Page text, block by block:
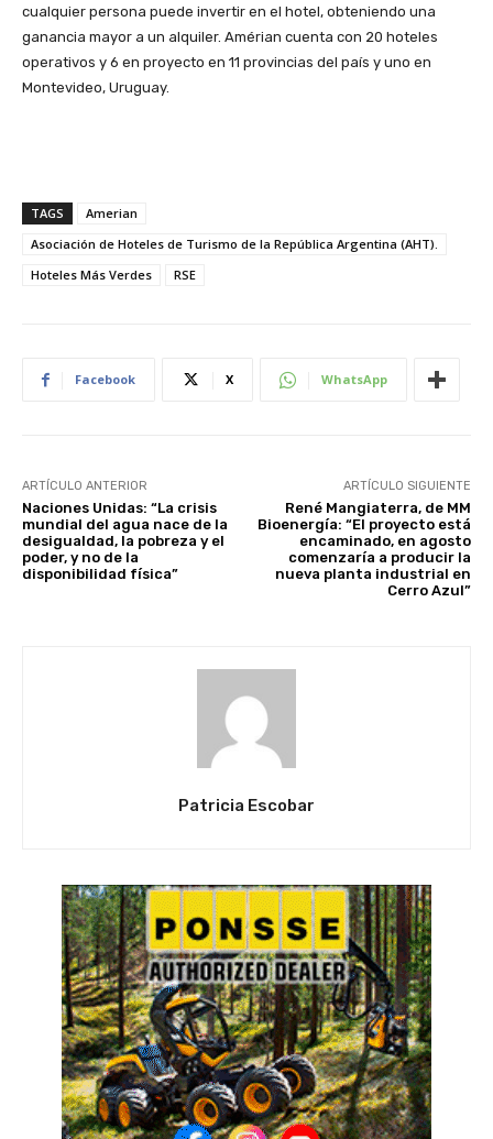
cualquier persona puede invertir en el hotel, obteniendo una
ganancia mayor a un alquiler. Amérian cuenta con 20 hoteles
operativos y 6 en proyecto en 11 provincias del país y uno en
Montevideo, Uruguay.
TAGS
Amerian
Asociación de Hoteles de Turismo de la República Argentina (AHT).
Hoteles Más Verdes
RSE
Facebook X WhatsApp
ARTÍCULO ANTERIOR
Naciones Unidas: “La crisis
mundial del agua nace de la
desigualdad, la pobreza y el
poder, y no de la
disponibilidad física”
ARTÍCULO SIGUIENTE
René Mangiaterra, de MM
Bioenergía: “El proyecto está
encaminado, en agosto
comenzaría a producir la
nueva planta industrial en
Cerro Azul”
Patricia Escobar